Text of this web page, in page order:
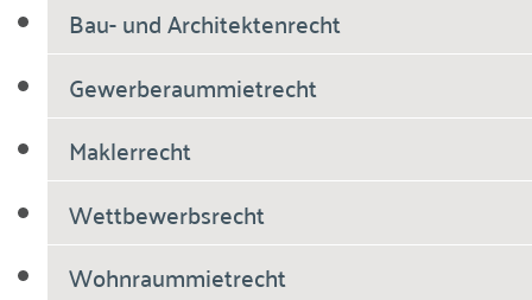
Bau- und Architektenrecht
Gewerberaummietrecht
Maklerrecht
Wettbewerbsrecht
Wohnraummietrecht